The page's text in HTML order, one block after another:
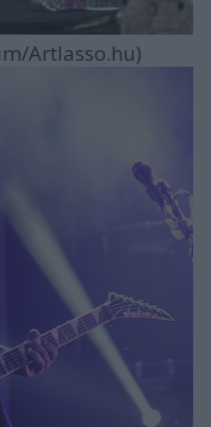
Artlasso.hu)